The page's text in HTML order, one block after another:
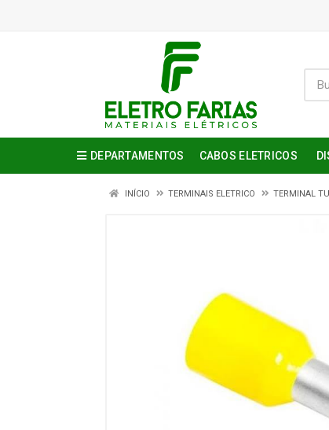
DEPARTAMENTOS CABOS ELETRICOS
INÍCIO TERMINAIS ELETRICO TERMINAL